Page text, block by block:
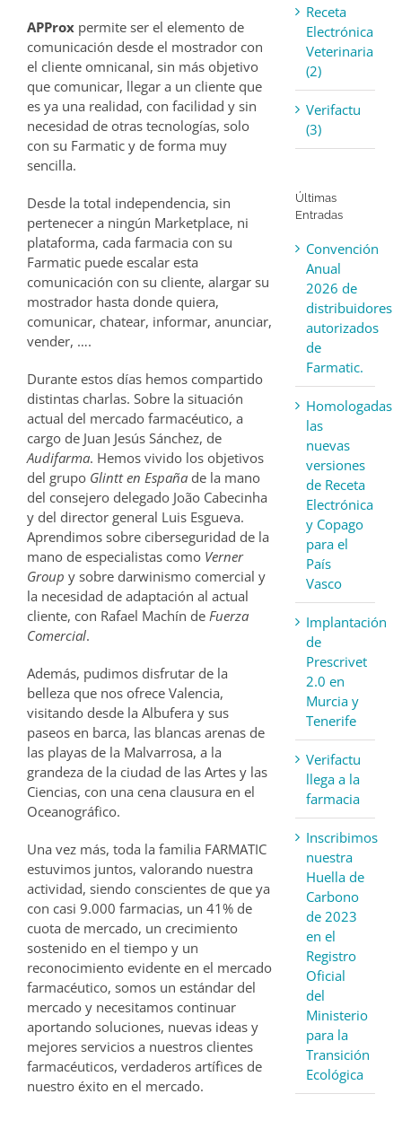
APProx permite ser el elemento de
comunicación desde el mostrador con
el cliente omnicanal, sin más objetivo
que comunicar, llegar a un cliente que
es ya una realidad, con facilidad y sin
necesidad de otras tecnologías, solo
con su Farmatic y de forma muy
sencilla.
Desde la total independencia, sin
pertenecer a ningún Marketplace, ni
plataforma, cada farmacia con su
Farmatic puede escalar esta
comunicación con su cliente, alargar su
mostrador hasta donde quiera,
comunicar, chatear, informar, anunciar,
vender, ….
Durante estos días hemos compartido
distintas charlas. Sobre la situación
actual del mercado farmacéutico, a
cargo de Juan Jesús Sánchez, de
Audifarma. Hemos vivido los objetivos
del grupo Glintt en España de la mano
del consejero delegado João Cabecinha
y del director general Luis Esgueva.
Aprendimos sobre ciberseguridad de la
mano de especialistas como Verner
Group y sobre darwinismo comercial y
la necesidad de adaptación al actual
cliente, con Rafael Machín de Fuerza
Comercial.
Además, pudimos disfrutar de la
belleza que nos ofrece Valencia,
visitando desde la Albufera y sus
paseos en barca, las blancas arenas de
las playas de la Malvarrosa, a la
grandeza de la ciudad de las Artes y las
Ciencias, con una cena clausura en el
Oceanográfico.
Una vez más, toda la familia FARMATIC
estuvimos juntos, valorando nuestra
actividad, siendo conscientes de que ya
con casi 9.000 farmacias, un 41% de
cuota de mercado, un crecimiento
sostenido en el tiempo y un
reconocimiento evidente en el mercado
farmacéutico, somos un estándar del
mercado y necesitamos continuar
aportando soluciones, nuevas ideas y
mejores servicios a nuestros clientes
farmacéuticos, verdaderos artífices de
nuestro éxito en el mercado.
Receta
Electrónica
Veterinaria
(2)
Verifactu
(3)
Últimas
Entradas
Convención
Anual
2026 de
distribuidores
autorizados
de
Farmatic.
Homologadas
las
nuevas
versiones
de Receta
Electrónica
y Copago
para el
País
Vasco
Implantación
de
Prescrivet
2.0 en
Murcia y
Tenerife
Verifactu
llega a la
farmacia
Inscribimos
nuestra
Huella de
Carbono
de 2023
en el
Registro
Oficial
del
Ministerio
para la
Transición
Ecológica